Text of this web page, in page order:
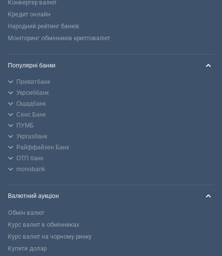
Конвертер валют
Кредит онлайн
Народний рейтинг банків
Моніторинг обмінників криптовалют
Популярні банки
Приватбанк
Укрсиббанк
Ощадбанк
Сенс Банк
ПУМБ
Укргазбанк
Райффайзен Банк
ОТП банк
monobank
Валютний аукціон
Обмін валют
Курс валют в обмінниках
Курс валют на чорному ринку
Купити долар